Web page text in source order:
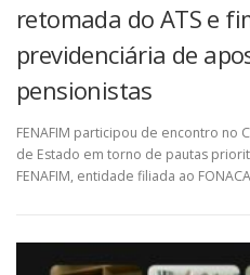
retomada do ATS e
previdenciária de
pensionistas
FENAFIM participou de encontro no
de Estado em torno de pautas
FENAFIM, entidade filiada ao